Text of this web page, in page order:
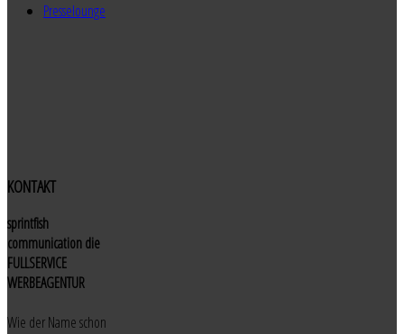
Presselounge
KONTAKT
sprintfish
communication die
FULLSERVICE
WERBEAGENTUR
Wie der Name schon